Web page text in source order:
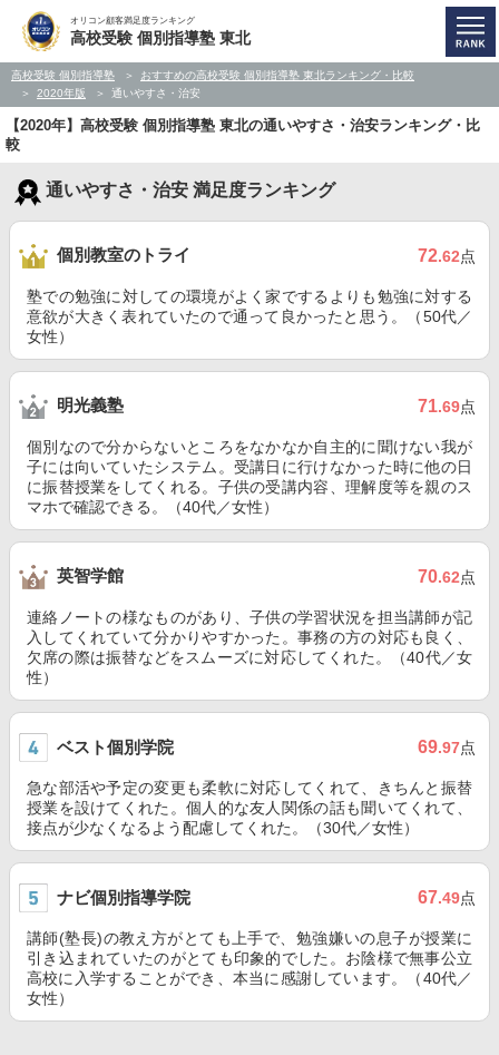
オリコン顧客満足度ランキング
高校受験 個別指導塾 東北
高校受験 個別指導塾
おすすめの高校受験 個別指導塾 東北ランキング・比較
2020年版
通いやすさ・治安
【2020年】高校受験 個別指導塾 東北の通いやすさ・治安ランキング・比
較
通いやすさ・治安 満足度ランキング
個別教室のトライ 72.62点
塾での勉強に対しての環境がよく家でするよりも勉強に対する
意欲が大きく表れていたので通って良かったと思う。（50代／
女性）
明光義塾 71.69点
個別なので分からないところをなかなか自主的に聞けない我が
子には向いていたシステム。受講日に行けなかった時に他の日
に振替授業をしてくれる。子供の受講内容、理解度等を親のス
マホで確認できる。（40代／女性）
英智学館 70.62点
連絡ノートの様なものがあり、子供の学習状況を担当講師が記
入してくれていて分かりやすかった。事務の方の対応も良く、
欠席の際は振替などをスムーズに対応してくれた。（40代／女
性）
ベスト個別学院 69.97点
急な部活や予定の変更も柔軟に対応してくれて、きちんと振替
授業を設けてくれた。個人的な友人関係の話も聞いてくれて、
接点が少なくなるよう配慮してくれた。（30代／女性）
ナビ個別指導学院 67.49点
講師(塾長)の教え方がとても上手で、勉強嫌いの息子が授業に
引き込まれていたのがとても印象的でした。お陰様で無事公立
高校に入学することができ、本当に感謝しています。（40代／
女性）